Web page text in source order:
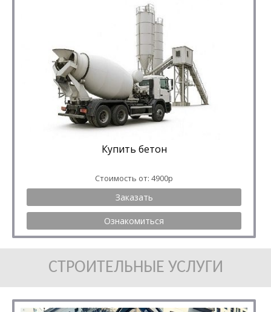
Купить бетон
Стоимость от: 4900р
Заказать
Ознакомиться
СТРОИТЕЛЬНЫЕ УСЛУГИ